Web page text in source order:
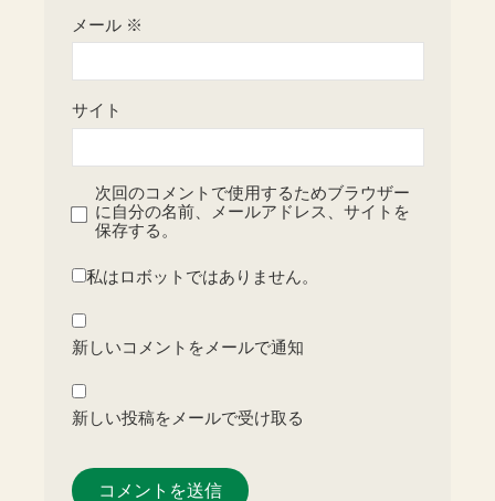
メール ※
サイト
次回のコメントで使用するためブラウザー
に自分の名前、メールアドレス、サイトを
保存する。
私はロボットではありません。
新しいコメントをメールで通知
新しい投稿をメールで受け取る